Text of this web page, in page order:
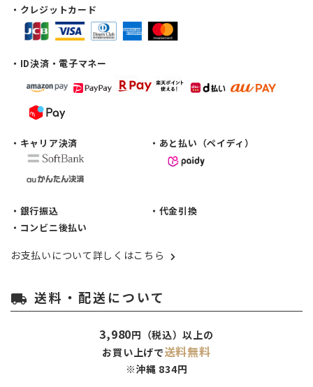
・クレジットカード
・ID決済・電子マネー
・キャリア決済 ・あと払い（ペイディ）
・銀行振込
・代金引換
・コンビニ後払い
お支払いについて詳しくはこちら
local_shipping 送料・配送について
3,980円（税込）以上の
お買い上げで送料無料
※沖縄 834円